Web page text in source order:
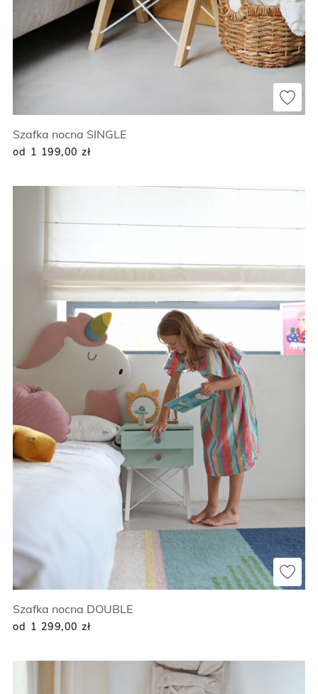
Szafka nocna SINGLE
od 1 199,00 zł
Szafka nocna DOUBLE
od 1 299,00 zł